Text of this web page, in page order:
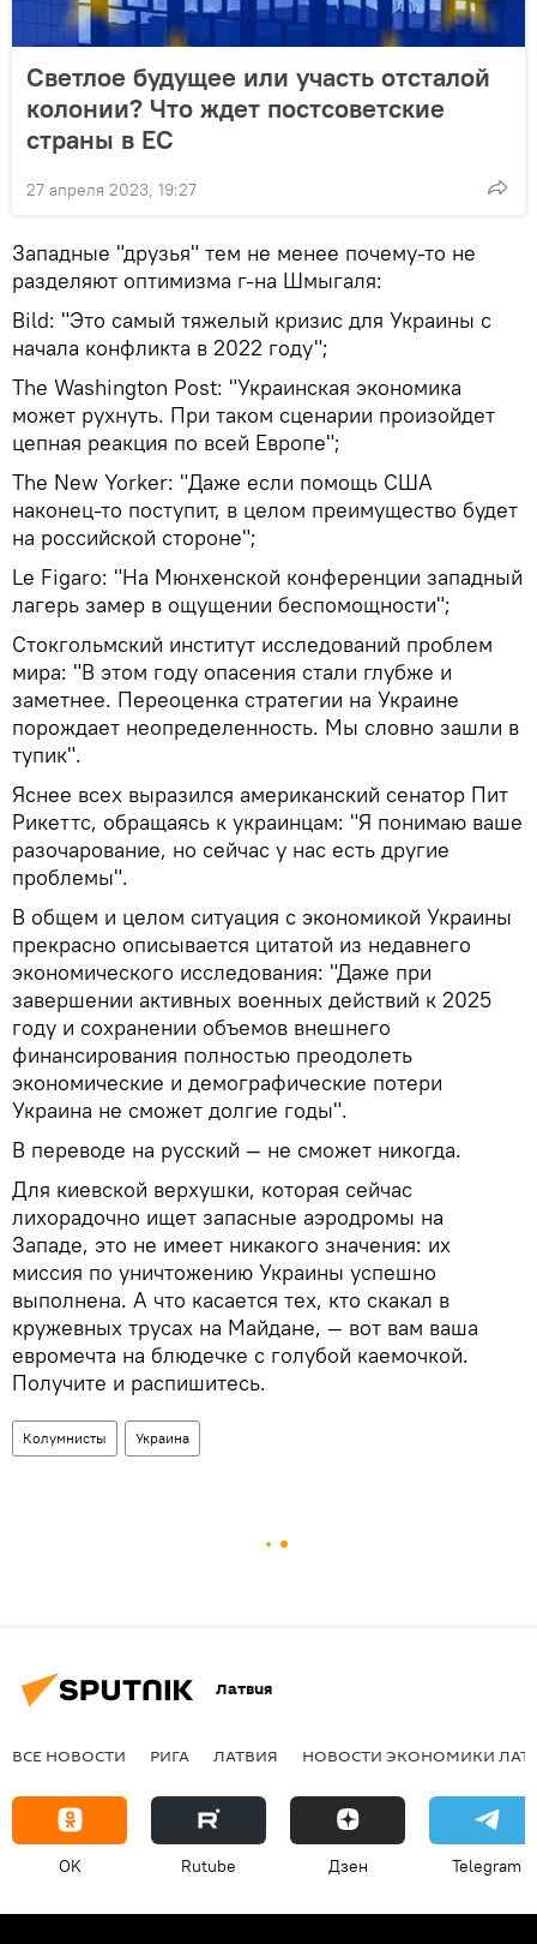
Светлое будущее или участь отсталой
колонии? Что ждет постсоветские
страны в ЕС
27 апреля 2023, 19:27
Западные "друзья" тем не менее почему-то не
разделяют оптимизма г-на Шмыгаля:
Bild: "Это самый тяжелый кризис для Украины с
начала конфликта в 2022 году";
The Washington Post: "Украинская экономика
может рухнуть. При таком сценарии произойдет
цепная реакция по всей Европе";
The New Yorker: "Даже если помощь США
наконец-то поступит, в целом преимущество будет
на российской стороне";
Le Figaro: "На Мюнхенской конференции западный
лагерь замер в ощущении беспомощности";
Стокгольмский институт исследований проблем
мира: "В этом году опасения стали глубже и
заметнее. Переоценка стратегии на Украине
порождает неопределенность. Мы словно зашли в
тупик".
Яснее всех выразился американский сенатор Пит
Рикеттс, обращаясь к украинцам: "Я понимаю ваше
разочарование, но сейчас у нас есть другие
проблемы".
В общем и целом ситуация с экономикой Украины
прекрасно описывается цитатой из недавнего
экономического исследования: "Даже при
завершении активных военных действий к 2025
году и сохранении объемов внешнего
финансирования полностью преодолеть
экономические и демографические потери
Украина не сможет долгие годы".
В переводе на русский — не сможет никогда.
Для киевской верхушки, которая сейчас
лихорадочно ищет запасные аэродромы на
Западе, это не имеет никакого значения: их
миссия по уничтожению Украины успешно
выполнена. А что касается тех, кто скакал в
кружевных трусах на Майдане, — вот вам ваша
евромечта на блюдечке с голубой каемочкой.
Получите и распишитесь.
Колумнисты Украина
Латвия
ВСЕ НОВОСТИ РИГА ЛАТВИЯ НОВОСТИ ЭКОНОМИКИ
OK Rutube Дзен Telegram